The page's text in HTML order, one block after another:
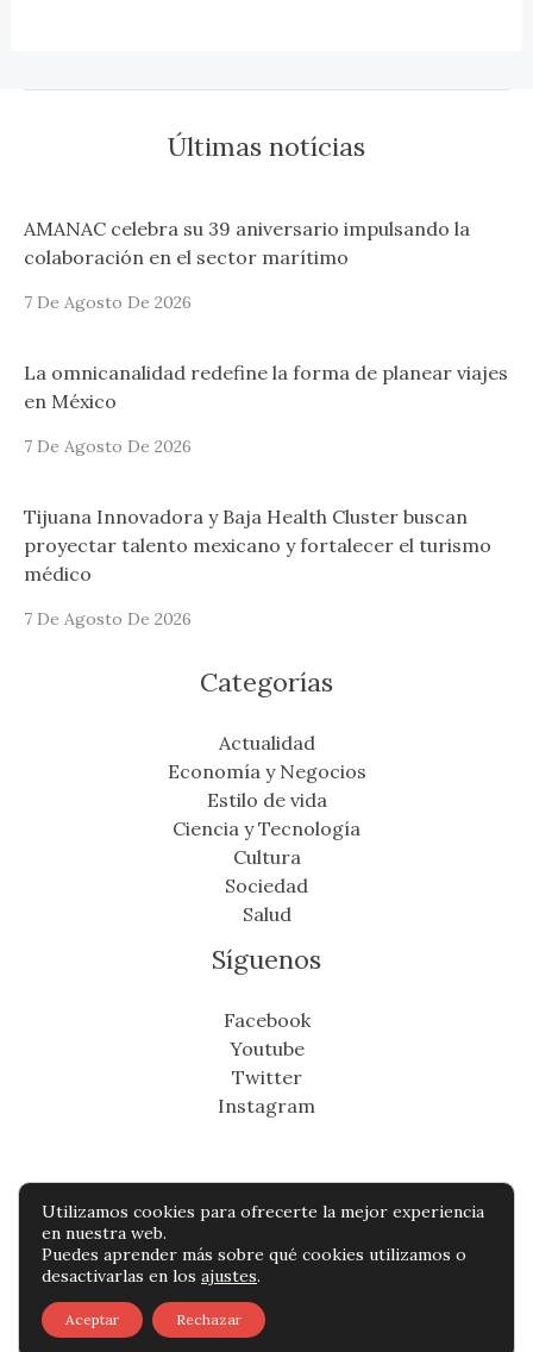
Últimas notícias
AMANAC celebra su 39 aniversario impulsando la
colaboración en el sector marítimo
7 De Agosto De 2026
La omnicanalidad redefine la forma de planear viajes
en México
7 De Agosto De 2026
Tijuana Innovadora y Baja Health Cluster buscan
proyectar talento mexicano y fortalecer el turismo
médico
7 De Agosto De 2026
Categorías
Actualidad
Economía y Negocios
Estilo de vida
Ciencia y Tecnología
Cultura
Sociedad
Salud
Síguenos
Facebook
Youtube
Twitter
Instagram
Copyright © Todos os direitos reservados -
cronicafinanciera.com
Política de privacidad
Contacto
Utilizamos cookies para ofrecerte la mejor experiencia
en nuestra web.
Puedes aprender más sobre qué cookies utilizamos o
desactivarlas en los ajustes.
Aceptar Rechazar